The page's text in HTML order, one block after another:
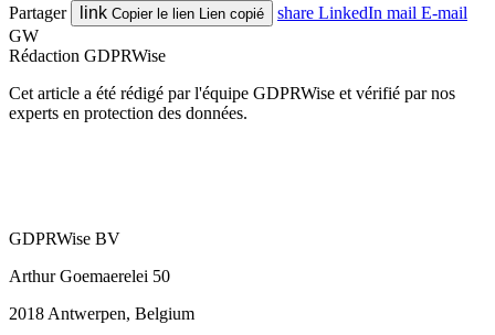
Partager link Copier le lien Lien copié share LinkedIn mail E-mail
GW
Rédaction GDPRWise
Cet article a été rédigé par l'équipe GDPRWise et vérifié par nos
experts en protection des données.
GDPRWise BV
Arthur Goemaerelei 50
2018 Antwerpen, Belgium